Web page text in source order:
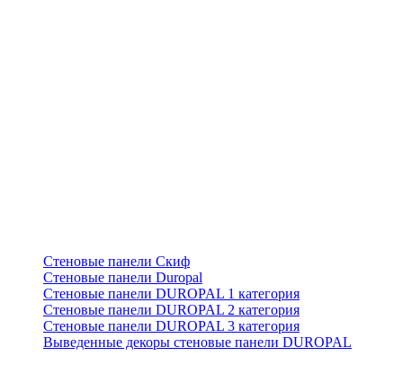
Стеновые панели Скиф
Стеновые панели Duropal
Стеновые панели DUROPAL 1 категория
Стеновые панели DUROPAL 2 категория
Стеновые панели DUROPAL 3 категория
Выведенные декоры стеновые панели DUROPAL